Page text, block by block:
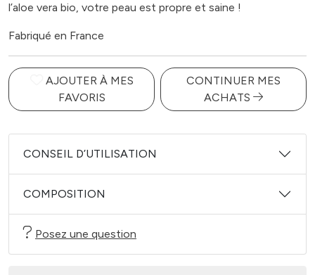
l’aloe vera bio, votre peau est propre et saine !
Fabriqué en France
AJOUTER À MES
FAVORIS
CONTINUER MES
ACHATS
CONSEIL D’UTILISATION
COMPOSITION
Posez une question